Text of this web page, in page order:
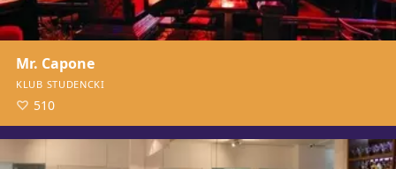
Mr. Capone
KLUB STUDENCKI
510